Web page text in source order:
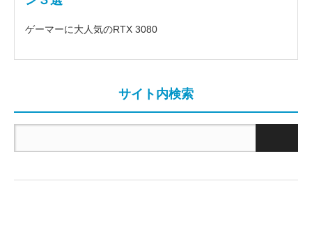
ゲーマーに大人気のRTX 3080
サイト内検索